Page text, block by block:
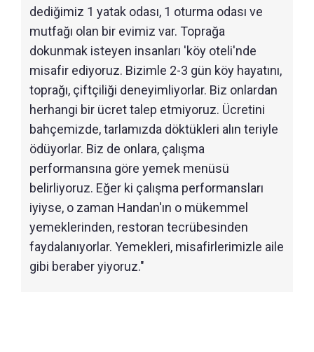
dediğimiz 1 yatak odası, 1 oturma odası ve
mutfağı olan bir evimiz var. Toprağa
dokunmak isteyen insanları 'köy oteli'nde
misafir ediyoruz. Bizimle 2-3 gün köy hayatını,
toprağı, çiftçiliği deneyimliyorlar. Biz onlardan
herhangi bir ücret talep etmiyoruz. Ücretini
bahçemizde, tarlamızda döktükleri alın teriyle
ödüyorlar. Biz de onlara, çalışma
performansına göre yemek menüsü
belirliyoruz. Eğer ki çalışma performansları
iyiyse, o zaman Handan'ın o mükemmel
yemeklerinden, restoran tecrübesinden
faydalanıyorlar. Yemekleri, misafirlerimizle aile
gibi beraber yiyoruz."